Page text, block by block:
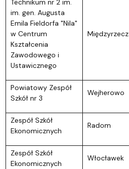
im. gen. Augusta
Emila Fieldorfa "Nila"
w Centrum
Kształcenia
Zawodowego i
Ustawicznego
Międzyrzecz
Powiatowy Zespół
Szkół nr 3
Wejherowo
Zespół Szkół
Ekonomicznych
Radom
Zespół Szkół
Ekonomicznych
Włocławek